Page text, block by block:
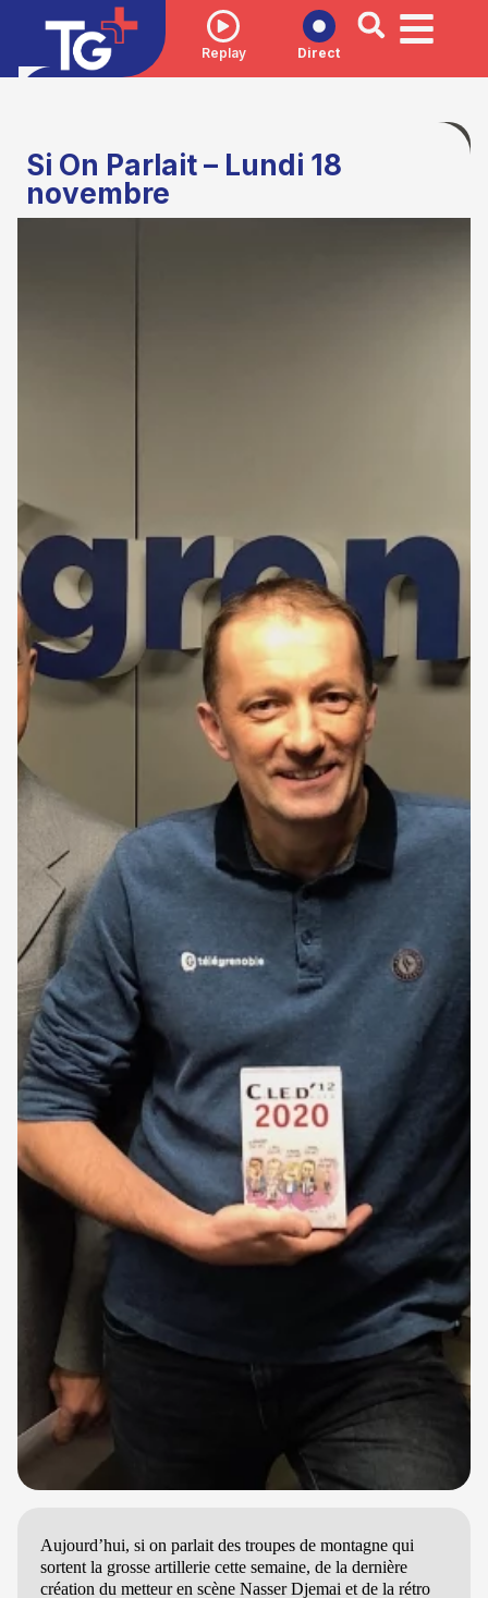
Replay Direct
Si On Parlait – Lundi 18
novembre
Aujourd’hui, si on parlait des troupes de montagne qui
sortent la grosse artillerie cette semaine, de la dernière
création du metteur en scène Nasser Djemai et de la rétro